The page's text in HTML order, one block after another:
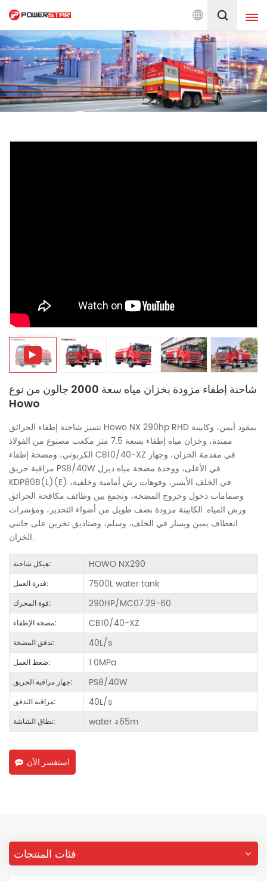
Famous Brand العربية
English français
Deutsch русский
မြန်မာ
српски
شاحنة إطفاء مزودة بخزان مياه سعة 2000 جالون من نوع
Howo
تتميز شاحنة إطفاء الحرائق Howo NX 290hp RHD بمقود أيمن، وكابينة
ممتدة، وخزان مياه إطفاء بسعة 7.5 متر مكعب مصنوع من الفولاذ
الكربوني، ومضخة إطفاء CB10/40-XZ في مقدمة الخزان، وجهاز
مراقبة حريق PS8/40W في الأعلى، ووحدة مضخة مياه ديزل
KDP80B(L)(E) في الخلف الأيسر، وفوهات رش أمامية وخلفية،
وصمامات دخول وخروج المضخة، وتجمع بين وظائف مكافحة الحرائق
ورش المياه. الكابينة مزودة بصف طويل من أضواء التحذير، ومؤشرات
انعطاف يمين ويسار في الخلف، وسلم، وصناديق تخزين على جانبي
الخزان.
هيكل شاحنة: HOWO NX290
قدرة العمل: 7500L water tank
قوة المحرك: 290HP/MC07.29-60
مضخة الإطفاء: CB10/40-XZ
تدفق المضخة: 40L/s
ضغط العمل: 1.0MPa
جهاز مراقبة الحريق: PS8/40W
مراقبة التدفق: 40L/s
نطاق الشاشة: water ≥65m
استفسر الآن
فئات المنتجات